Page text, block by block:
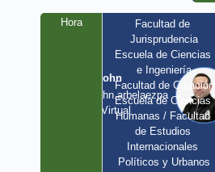
Hora
John
john.arbelaezpa
/ Virtual
Facultad de
Jurisprudencia
Escuela de Ciencias
e Ingeniería
Facultad de Creación
Escuela de Ciencias
Humanas / Facultad
de Estudios
Internacionales
Políticos y Urbanos